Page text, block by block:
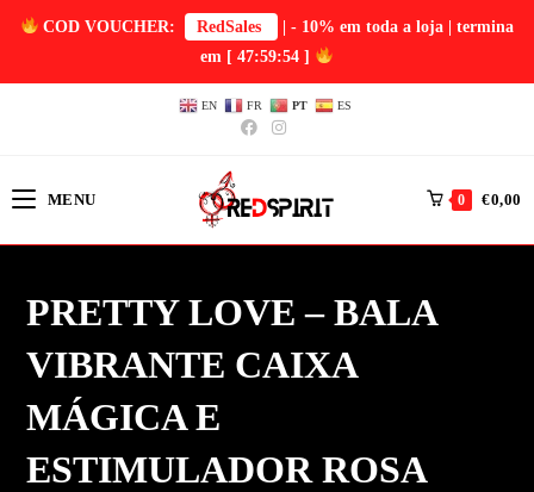
COD VOUCHER: RedSales
| - 10% em toda a loja | termina
em [ 47:59:54 ]
EN FR PT ES
MENU 0 €0,00
PRETTY LOVE – BALA
VIBRANTE CAIXA
MÁGICA E
ESTIMULADOR ROSA